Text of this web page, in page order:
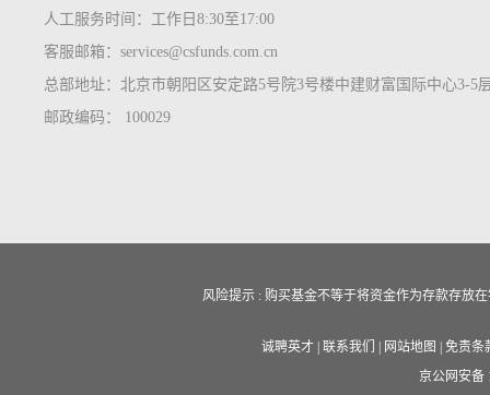
人工服务时间：工作日8:30至17:00
客服邮箱：services@csfunds.com.cn
总部地址：北京市朝阳区安定路5号院3号楼中建财富国际中心3-5
邮政编码： 100029
风险提示 : 购买基金不等于将资金作为存款存放
诚聘英才 联系我们 网站地图
免责条
京公网安备